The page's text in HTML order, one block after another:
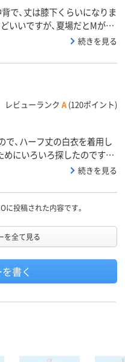
で、丈は膝下くらいになりま
いいですが、夏場だとMがち
く、薬局で働く分には問題
続きを見る
レビューランク A (120ポイント)
、ハーフ丈の白衣を着用し
めにいろいろ探したのです
スクルに出ていた白衣のハー
で、職場の人からも不評で
続きを見る
に投稿された内容です。
を全て見る
書く